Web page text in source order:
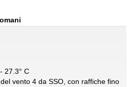
27.3° C
vento 4 da SSO, con raffiche fino